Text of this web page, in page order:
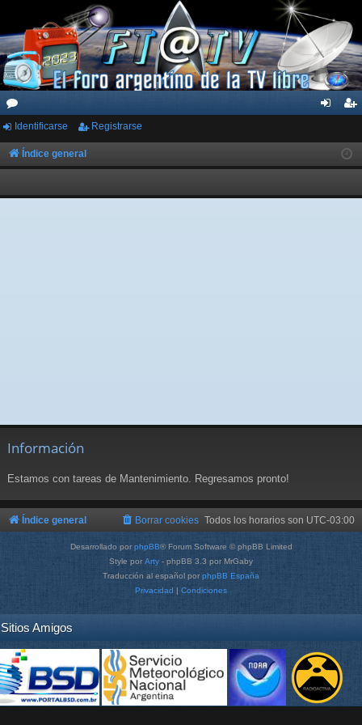
or
os
ar
ist
rs
Identificarse Registrarse
Índice general
Información
Estamos con tareas de Mantenimiento. Regresamos pronto!
Índice general Todos los horarios son UTC-03:00
Borrar cookies
Desarrollado por phpBB® Forum Software © phpBB Limited
Style por Arty - phpBB 3.3 por MrGaby
Traducción al español por phpBB España
Privacidad | Condiciones
Sitios Amigos